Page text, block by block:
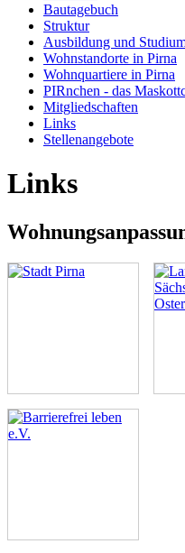
Bautagebuch
Struktur
Ausbildung und
Wohnstandorte in Pirna
Wohnquartiere in Pirna
PIRnchen - das
Mitgliedschaften
Links
Stellenangebote
Links